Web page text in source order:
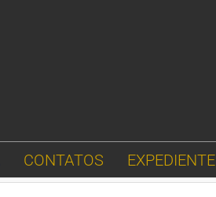
CONTATOS EXPEDIENTE